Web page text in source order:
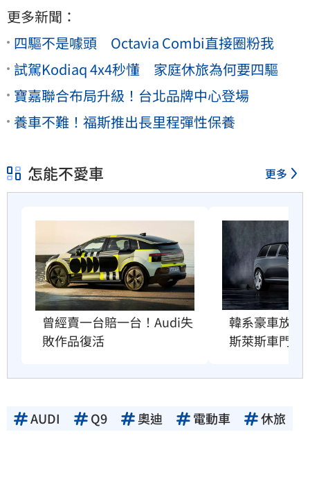
更多新聞：
四驅不是噱頭 Octavia Combi直接圈粉我
試駕Kodiaq 4x4秒懂 家庭休旅為何要四驅
寶嘉聯合布局升級！台北品牌中心登場
養車不難！福斯推出長里程彈性保養
怎能不愛車 更多
曾經賣一台賠一台！Audi失
敗作品復活
韓系豪車放大
斯萊斯車門」
AUDI Q9 奧迪 電動車 休旅